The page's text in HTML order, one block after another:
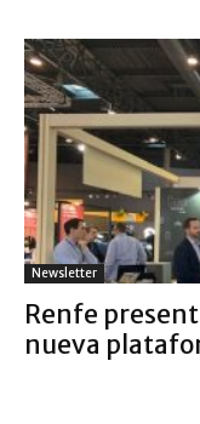
Newsletter
Renfe
nueva